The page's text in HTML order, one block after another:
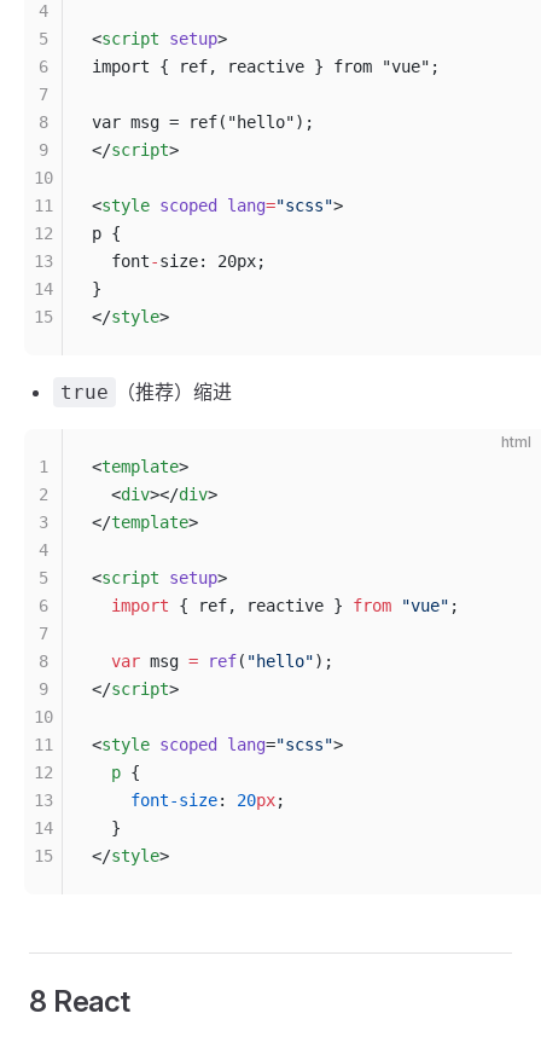
<script setup>
import { ref, reactive } from "vue";
var msg = ref("hello");
</script>
<style scoped lang="scss">
p {
  font
-size: 20px;
}
</style>
4
5
6
7
8
9
10
11
12
13
14
15
true （推荐）缩进
html
<template>
  <
div></div>
</template>
<script setup>
  import
{ ref, reactive } from "vue" ;
  var
msg = ref( "hello");
</script>
<style scoped lang="scss">
  p
{
    font-size
: 20px;
  }
</style>
1
2
3
4
5
6
7
8
9
10
11
12
13
14
15
8 React